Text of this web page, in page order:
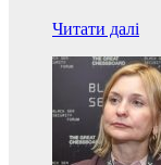
Читати далі